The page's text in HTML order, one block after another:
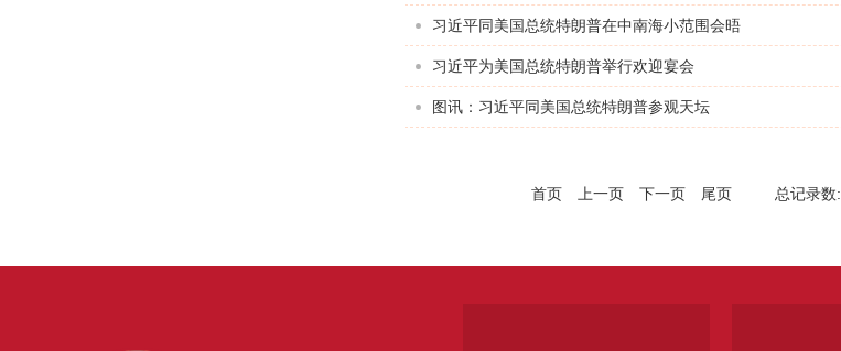
习近平同美国总统特朗普在中南海小范围会晤
习近平为美国总统特朗普举行欢迎宴会
图讯：习近平同美国总统特朗普参观天坛
首页 上一页 下一页 尾页 总记录数: